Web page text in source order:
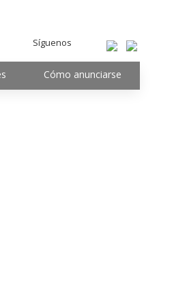
Síguenos
Cómo anunciarse